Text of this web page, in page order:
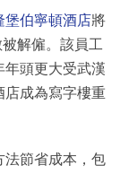
堡伯寧頓酒店將
解僱。該員工
年頭更大受武漢
店成為寫字樓重
法節省成本，包